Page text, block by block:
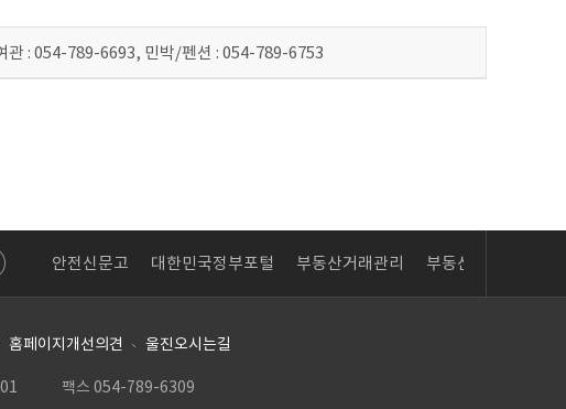
관 : 054-789-6693, 민박/펜션 : 054-789-6753
문고 대한민국정부포털 부동산거래관리 부동산거래관리
홈페이지개선의견 울진오시는길
팩스 054-789-6309